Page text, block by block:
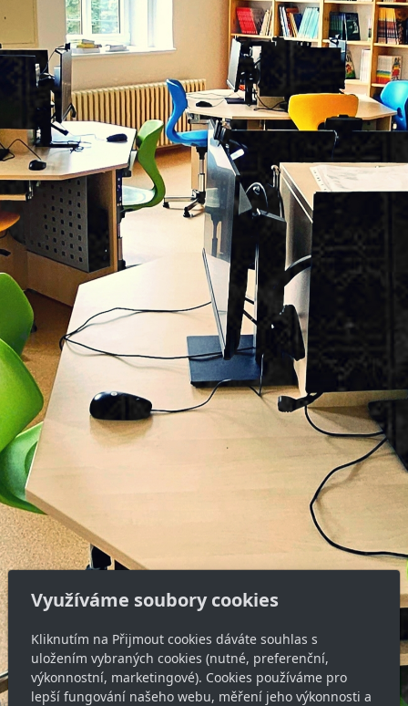
Využíváme soubory cookies
Kliknutím na Přijmout cookies dáváte souhlas s
uložením vybraných cookies (nutné, preferenční,
výkonnostní, marketingové). Cookies používáme pro
lepší fungování našeho webu, měření jeho výkonnosti a